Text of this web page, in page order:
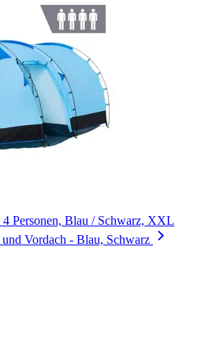
Personen, Blau / Schwarz, XXL
Vordach - Blau, Schwarz